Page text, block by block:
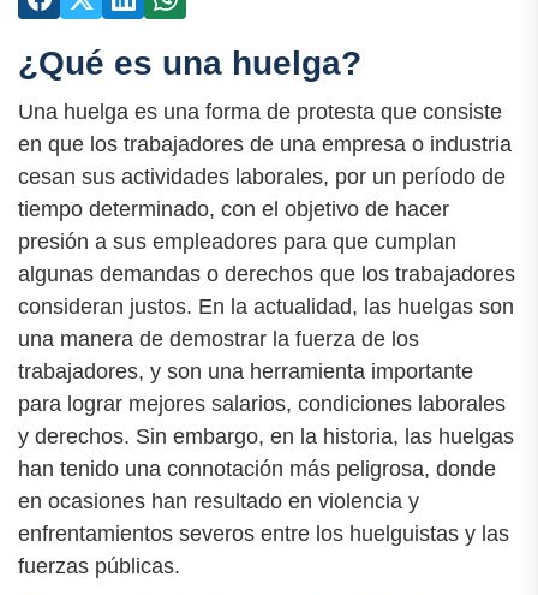
¿Qué es una huelga?
Una huelga es una forma de protesta que consiste
en que los trabajadores de una empresa o industria
cesan sus actividades laborales, por un período de
tiempo determinado, con el objetivo de hacer
presión a sus empleadores para que cumplan
algunas demandas o derechos que los trabajadores
consideran justos. En la actualidad, las huelgas son
una manera de demostrar la fuerza de los
trabajadores, y son una herramienta importante
para lograr mejores salarios, condiciones laborales
y derechos. Sin embargo, en la historia, las huelgas
han tenido una connotación más peligrosa, donde
en ocasiones han resultado en violencia y
enfrentamientos severos entre los huelguistas y las
fuerzas públicas.